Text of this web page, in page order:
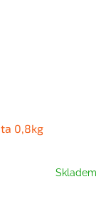
0,8kg
Skladem